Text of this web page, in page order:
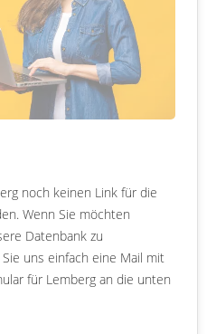
noch keinen Link für die
Wenn Sie möchten
Datenbank zu
uns einfach eine Mail mit
für Lemberg an die unten